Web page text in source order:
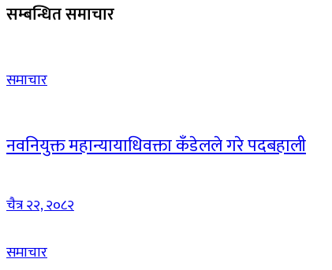
सम्बन्धित समाचार
समाचार
नवनियुक्त महान्यायाधिवक्ता कँडेलले गरे पदबहाली
चैत्र २२, २०८२
समाचार